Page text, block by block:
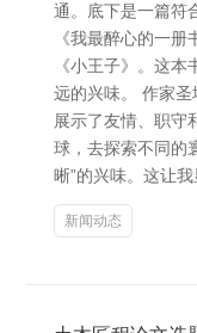
通。底下是一篇符
《我最醉心的一
《小王子》。这
远的兴味。 作家
展示了友情、职守
球，去探索不同的
晰”的兴味。这让
新闻动态